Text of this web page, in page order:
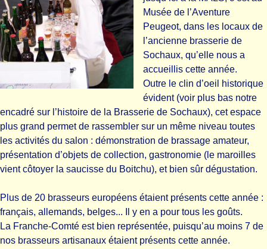
Musée de l’Aventure
Peugeot, dans les locaux de
l’ancienne brasserie de
Sochaux, qu’elle nous a
accueillis cette année.
Outre le clin d’oeil historique
évident (voir plus bas notre
encadré sur l’histoire de la Brasserie de Sochaux), cet espace
plus grand permet de rassembler sur un même niveau toutes
les activités du salon : démonstration de brassage amateur,
présentation d’objets de collection, gastronomie (le maroilles
vient côtoyer la saucisse du Boitchu), et bien sûr dégustation.
Plus de 20 brasseurs européens étaient présents cette année :
français, allemands, belges... Il y en a pour tous les goûts.
La Franche-Comté est bien représentée, puisqu’au moins 7 de
nos brasseurs artisanaux étaient présents cette année.